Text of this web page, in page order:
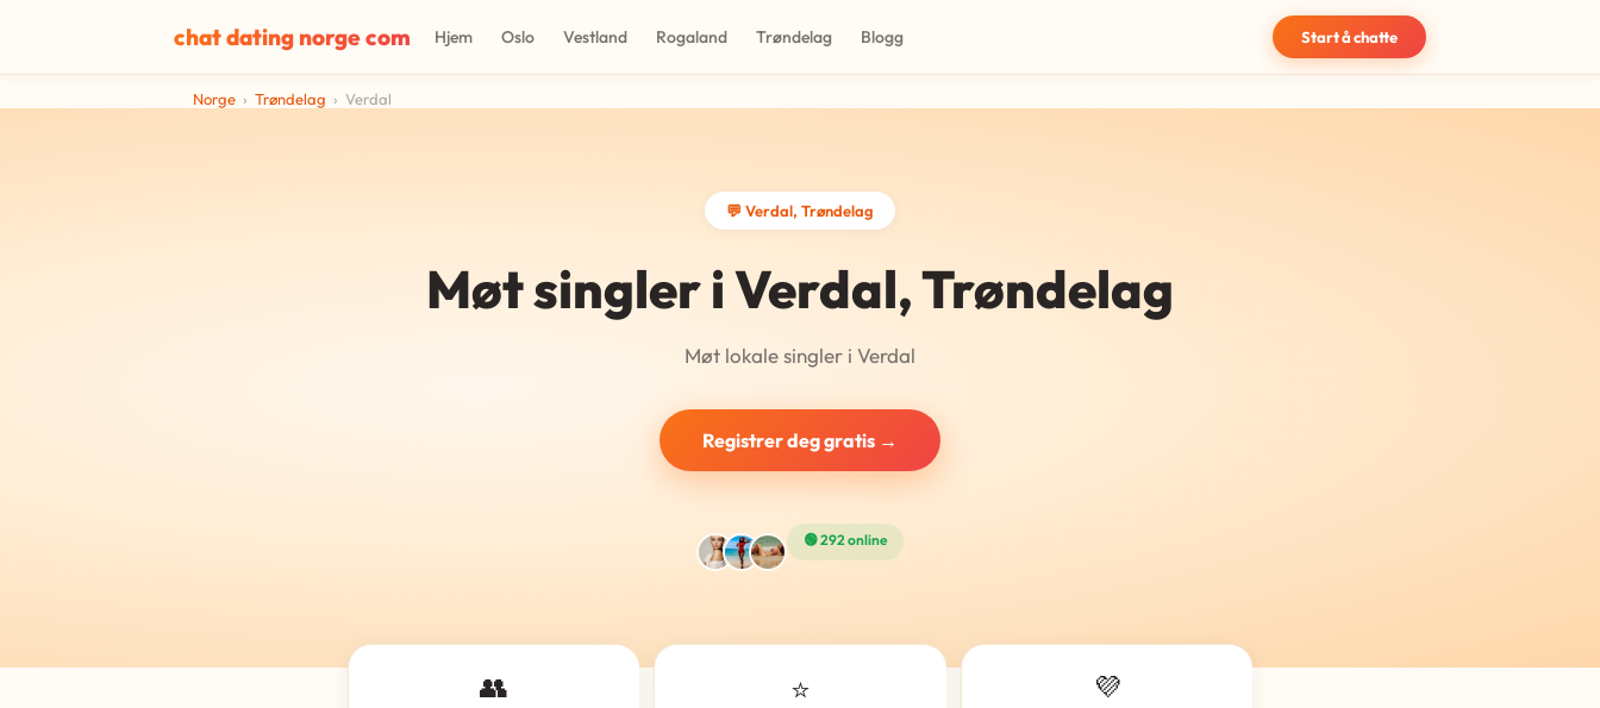
chat dating norge com Hjem Oslo Vestland Rogaland Trøndelag Blogg Start å chatte
Norge › Trøndelag › Verdal
💬 Verdal, Trøndelag
Møt singler i Verdal, Trøndelag
Møt lokale singler i Verdal
Registrer deg gratis →
🟢 292 online
👥 ⭐ 💜